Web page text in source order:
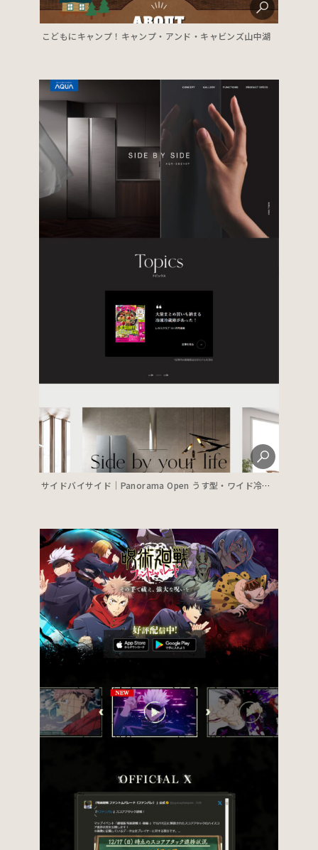
こどもにキャンプ！キャンプ・アンド・キャビンズ山中湖
サイドバイサイド｜Panorama Open うす型・ワイド冷蔵庫（2ドア）｜アクア株式会社